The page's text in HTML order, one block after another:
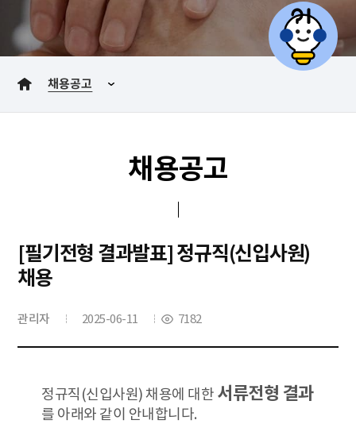
채용공고
채용공고
[필기전형 결과발표] 정규직(신입사원)
채용
관리자 2025-06-11 7182
정규직(신입사원) 채용에 대한 서류전형 결과
를 아래와 같이 안내합니다.